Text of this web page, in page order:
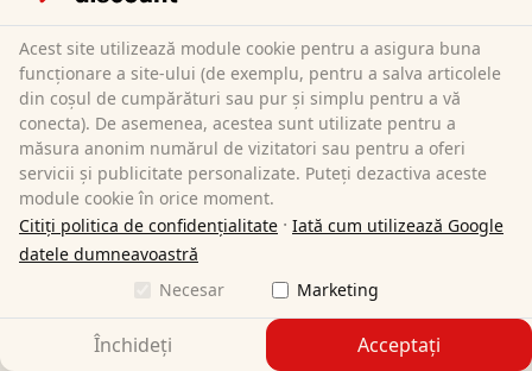
Aflați mai multe
Acest site utilizează module cookie pentru a asigura buna
funcționare a site-ului (de exemplu, pentru a salva articolele
din coșul de cumpărături sau pur și simplu pentru a vă
conecta). De asemenea, acestea sunt utilizate pentru a
măsura anonim numărul de vizitatori sau pentru a oferi
servicii și publicitate personalizate. Puteți dezactiva aceste
module cookie în orice moment.
Citiți politica de confidențialitate · Iată cum utilizează Google
datele dumneavoastră
Necesar
Marketing
Închideți Acceptați